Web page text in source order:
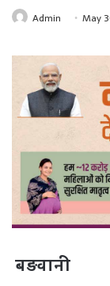
Admin May
बड़वानी